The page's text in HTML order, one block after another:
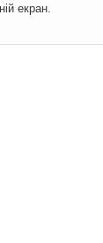
екран.